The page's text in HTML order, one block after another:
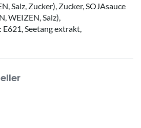
Salz, Zucker), Zucker, SOJAsauce
WEIZEN, Salz),
Seetang extrakt,